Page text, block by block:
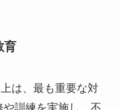
育
は、最も重要な対